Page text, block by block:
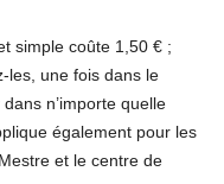
simple coûte 1,50 € ;
les, une fois dans le
n’importe quelle
également pour les
et le centre de